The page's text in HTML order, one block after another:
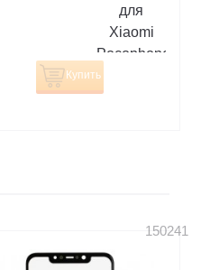
для
Xiaomi
Pocophone
F1, TOTO,
силиконовый,
Купить
150241